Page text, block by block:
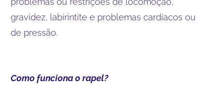
gravidez, labirintite e problemas cardíacos ou
de pressão.
Como funciona o rapel?